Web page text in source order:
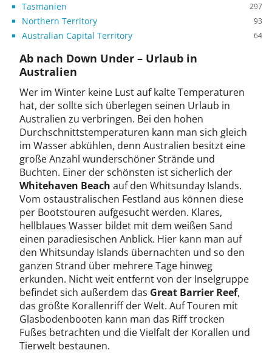
Tasmanien 297
Northern Territory 93
Australian Capital Territory 64
Ab nach Down Under – Urlaub in
Australien
Wer im Winter keine Lust auf kalte Temperaturen
hat, der sollte sich überlegen seinen Urlaub in
Australien zu verbringen. Bei den hohen
Durchschnittstemperaturen kann man sich gleich
im Wasser abkühlen, denn Australien besitzt eine
große Anzahl wunderschöner Strände und
Buchten. Einer der schönsten ist sicherlich der
Whitehaven Beach auf den Whitsunday Islands.
Vom ostaustralischen Festland aus können diese
per Bootstouren aufgesucht werden. Klares,
hellblaues Wasser bildet mit dem weißen Sand
einen paradiesischen Anblick. Hier kann man auf
den Whitsunday Islands übernachten und so den
ganzen Strand über mehrere Tage hinweg
erkunden. Nicht weit entfernt von der Inselgruppe
befindet sich außerdem das Great Barrier Reef,
das größte Korallenriff der Welt. Auf Touren mit
Glasbodenbooten kann man das Riff trocken
Fußes betrachten und die Vielfalt der Korallen und
Tierwelt bestaunen.